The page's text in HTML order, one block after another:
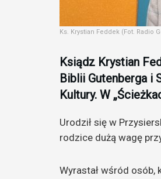
Ks. Krystian Feddek (Fot. Radio
Ksiądz Krystian
Biblii Gutenberga i
Kultury. W
Urodził się w
rodzice dużą wagę
Wyrastał wśród osób,